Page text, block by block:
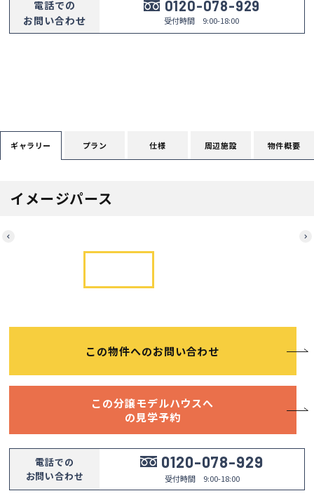
素材とデザイン
ラインナップ
モデルハウス紹介
経営理念・
会社案内
スタッフ紹介
電話での
お問い合わせ
0120-078-929
受付時間 9:00-18:00
ギャラリー プラン 仕様 周辺施設 物件概要
イメージパース
この物件へのお問い合わせ
この分譲モデルハウスへ
の見学予約
電話での
お問い合わせ
0120-078-929
受付時間 9:00-18:00